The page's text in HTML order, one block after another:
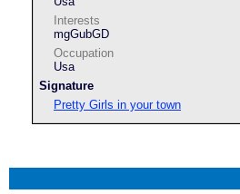
Interests
mgGubGD
Occupation
Usa
Signature
Pretty Girls in your town